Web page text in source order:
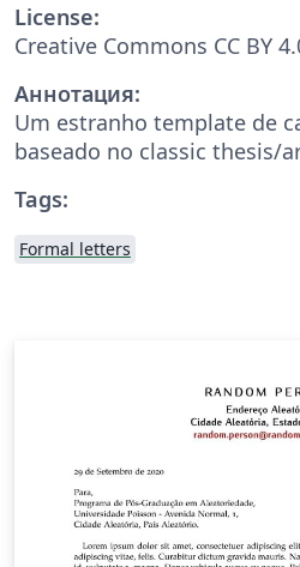
License:
Creative Commons CC BY
Аннотация:
Um estranho template de
baseado no classic thesis/
Tags:
Formal letters